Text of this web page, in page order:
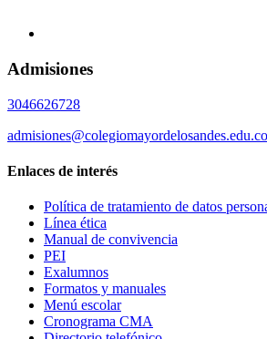
Admisiones
3046626728
admisiones@colegiomayordelosandes.edu.co
Enlaces de interés
Política de tratamiento de datos
Línea ética
Manual de convivencia
PEI
Exalumnos
Formatos y manuales
Menú escolar
Cronograma CMA